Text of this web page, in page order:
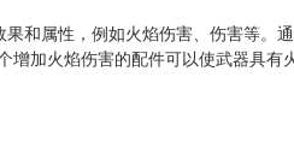
和属性，例如火焰伤害、伤害等。
增加火焰伤害的配件可以使武器具